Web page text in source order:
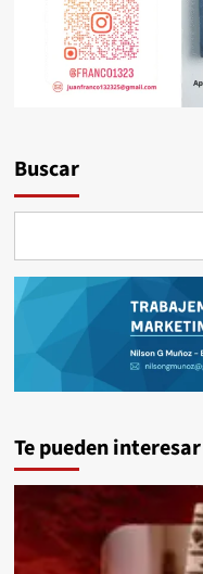
Buscar
Te pueden interesar